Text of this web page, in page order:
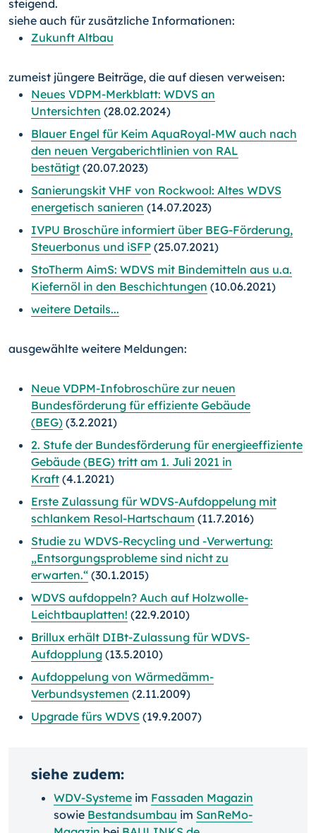
steigend.
siehe auch für zusätzliche Informationen:
Zukunft Altbau
zumeist jüngere Beiträge, die auf diesen verweisen:
Neues VDPM-Merkblatt: WDVS an
Untersichten (28.02.2024)
Blauer Engel für Keim AquaRoyal-MW auch nach
den neuen Vergaberichtlinien von RAL
bestätigt (20.07.2023)
Sanierungskit VHF von Rockwool: Altes WDVS
energetisch sanieren (14.07.2023)
IVPU Broschüre informiert über BEG-Förderung,
Steuerbonus und iSFP (25.07.2021)
StoTherm AimS: WDVS mit Bindemitteln aus u.a.
Kiefernöl in den Beschichtungen (10.06.2021)
weitere Details...
ausgewählte weitere Meldungen:
Neue VDPM-Infobroschüre zur neuen
Bundesförderung für effiziente Gebäude
(BEG) (3.2.2021)
2. Stufe der Bundesförderung für energieeffiziente
Gebäude (BEG) tritt am 1. Juli 2021 in
Kraft (4.1.2021)
Erste Zulassung für WDVS-Aufdoppelung mit
schlankem Resol-Hartschaum (11.7.2016)
Studie zu WDVS-Recycling und -Verwertung:
„Entsorgungsprobleme sind nicht zu
erwarten.“ (30.1.2015)
WDVS aufdoppeln? Auch auf Holzwolle-
Leichtbauplatten! (22.9.2010)
Brillux erhält DIBt-Zulassung für WDVS-
Aufdopplung (13.5.2010)
Aufdoppelung von Wärmedämm-
Verbundsystemen (2.11.2009)
Upgrade fürs WDVS (19.9.2007)
siehe zudem:
WDV-Systeme im Fassaden Magazin
sowie Bestandsumbau im SanReMo-